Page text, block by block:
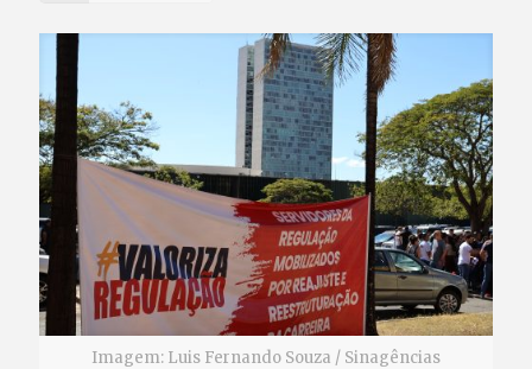
Imagem: Luis Fernando Souza / Sinagências